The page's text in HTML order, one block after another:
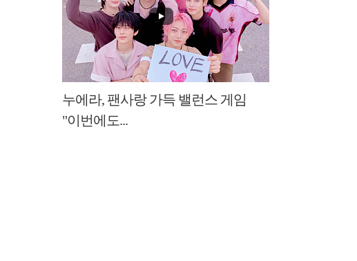
누에라, 팬사랑 가득 밸런스 게임
"이번에도...